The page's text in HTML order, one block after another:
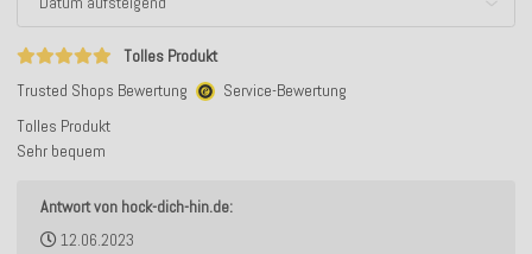
Tolles Produkt
Trusted Shops Bewertung
Service-Bewertung
Tolles Produkt
Sehr bequem
Antwort von hock-dich-hin.de:
12.06.2023